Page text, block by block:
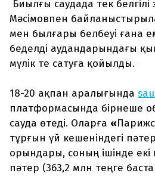
Биылғы саудада тек белгілі
Мәсімовпен
мен былғары белбеуі ғана
беделді аудандарындағы
мүлік те сатуға қойылды.
18-20 ақпан аралығында
платформасында бірнеше
сауда өтеді. Оларға «
тұрғын үй кешеніндегі
орындары, соның ішінде екі
пәтер (363,2 млн теңге